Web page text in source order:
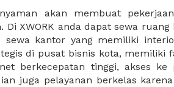
akan membuat
Di XWORK anda dapat sewa ruang
sewa kantor yang memiliki
di pusat bisnis kota, memiliki
berkecepatan tinggi, akses ke
juga pelayanan berkelas
seperti surat domisili, Tanda
Usaha Perdagangan, dan
akte pendirian CV untuk usaha
juga mempermudah
dapat memilih kantor yang
dapat survey atau